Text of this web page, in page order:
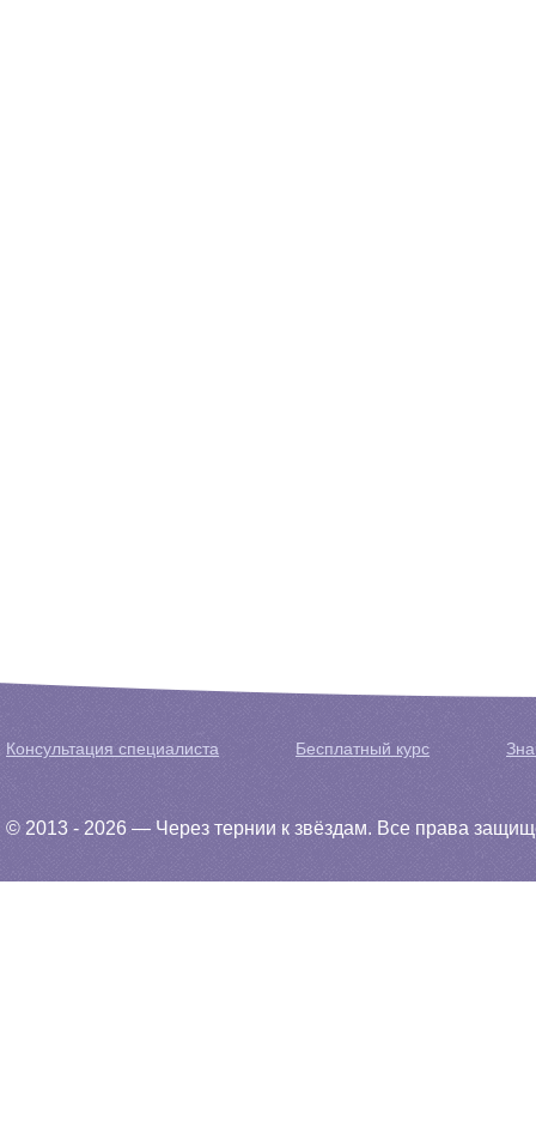
Консультация специалиста Бесплатный курс
© 2013 - 2026 — Через тернии к звёздам. Все права